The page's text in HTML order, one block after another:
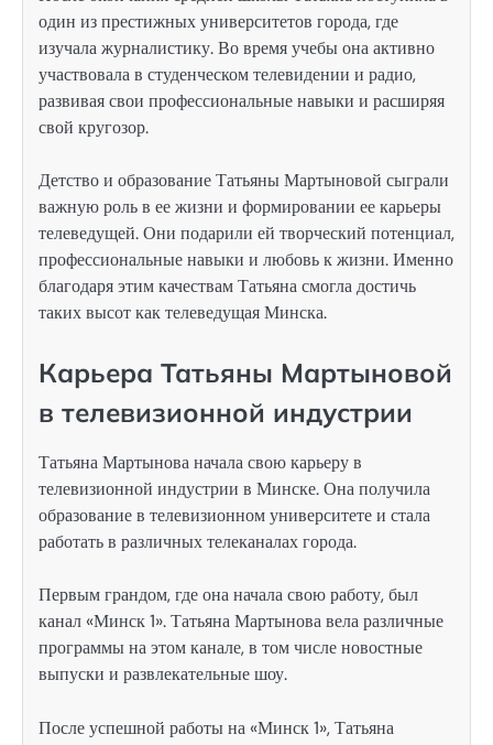
один из престижных университетов города, где
изучала журналистику. Во время учебы она активно
участвовала в студенческом телевидении и радио,
развивая свои профессиональные навыки и расширяя
свой кругозор.
Детство и образование Татьяны Мартыновой сыграли
важную роль в ее жизни и формировании ее карьеры
телеведущей. Они подарили ей творческий потенциал,
профессиональные навыки и любовь к жизни. Именно
благодаря этим качествам Татьяна смогла достичь
таких высот как телеведущая Минска.
Карьера Татьяны Мартыновой
в телевизионной индустрии
Татьяна Мартынова начала свою карьеру в
телевизионной индустрии в Минске. Она получила
образование в телевизионном университете и стала
работать в различных телеканалах города.
Первым грандом, где она начала свою работу, был
канал «Минск 1». Татьяна Мартынова вела различные
программы на этом канале, в том числе новостные
выпуски и развлекательные шоу.
После успешной работы на «Минск 1», Татьяна